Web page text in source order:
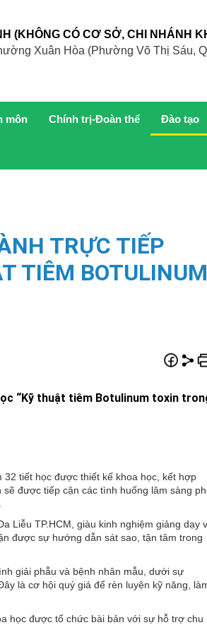
(KHÔNG CÓ CƠ SỞ, CHI NHÁNH
Xuân Hòa (Phường Võ Thị Sáu,
môn Chính trị-Đoàn thể Đào tạo
TRỰC TIẾP
TIÊM BOTULINUM
“Kỹ thuật tiêm Botulinum toxin
32 tiết học được thiết kế khoa học, kết hợp
được tiếp cận các tình huống lâm sàng
Liễu TP.HCM, giàu kinh nghiệm giảng dạy
được sự hướng dẫn sát sao, tận tâm trong
giải phẫu và bệnh nhân mẫu, dưới sự
là cơ hội quý giá để rèn luyện kỹ năng,
học được tổ chức bài bản với sự hỗ trợ chu